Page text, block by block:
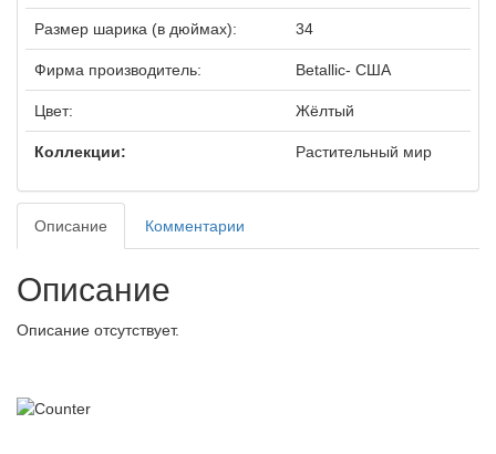
Размер шарика (в дюймах): 34
Фирма производитель: Betalliс- США
Цвет: Жёлтый
Коллекции: Растительный мир
Описание Комментарии
Описание
Описание отсутствует.